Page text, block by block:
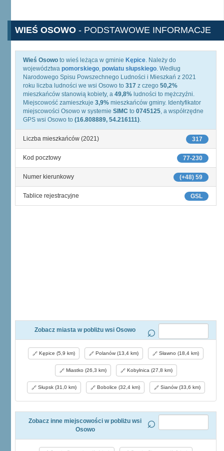
WIEŚ OSOWO - PODSTAWOWE INFORMACJE
Wieś Osowo to wieś leżąca w gminie Kępice. Należy do
województwa pomorskiego, powiatu słupskiego. Według
Narodowego Spisu Powszechnego Ludności i Mieszkań z 2021
roku liczba ludności we wsi Osowo to 317 z czego 50,2%
mieszkańców stanowią kobiety, a 49,8% ludności to mężczyźni.
Miejscowość zamieszkuje 3,9% mieszkańców gminy. Identyfikator
miejscowości Osowo w systemie SIMC to 0745125, a współrzędne
GPS wsi Osowo to (16.808889, 54.216111).
317
Liczba mieszkańców (2021)
77-230
Kod pocztowy
(+48) 59
Numer kierunkowy
GSL
Tablice rejestracyjne
Zobacz miasta w pobliżu wsi Osowo
Kępice (5,9 km) Polanów (13,4 km) Sławno (18,4 km)
Miastko (26,3 km) Kobylnica (27,8 km)
Słupsk (31,0 km) Bobolice (32,4 km) Sianów (33,6 km)
Zobacz inne miejscowości w pobliżu wsi
Osowo